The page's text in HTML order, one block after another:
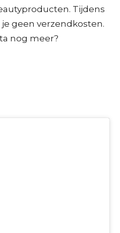
Tijdens
geen verzendkosten.
nog meer?